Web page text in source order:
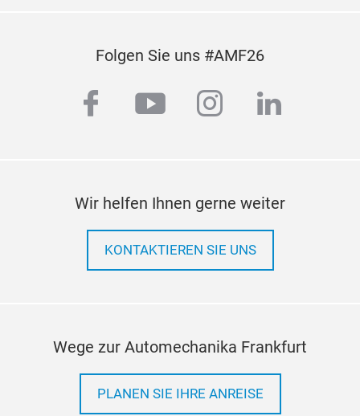
Folgen Sie uns #AMF26
facebook
youtubeinstagram
linkedin
Wir helfen Ihnen gerne weiter
KONTAKTIEREN SIE UNS
Wege zur Automechanika Frankfurt
PLANEN SIE IHRE ANREISE